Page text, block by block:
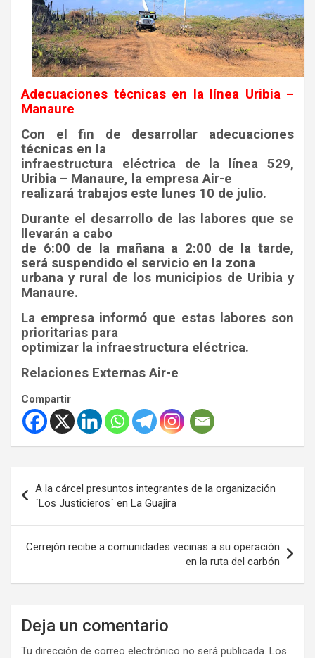
Adecuaciones técnicas en la línea Uribia –
Manaure
Con el fin de desarrollar adecuaciones
técnicas en la
infraestructura eléctrica de la línea 529,
Uribia – Manaure, la empresa Air-e
realizará trabajos este lunes 10 de julio.
Durante el desarrollo de las labores que se
llevarán a cabo
de 6:00 de la mañana a 2:00 de la tarde,
será suspendido el servicio en la zona
urbana y rural de los municipios de Uribia y
Manaure.
La empresa informó que estas labores son
prioritarias para
optimizar la infraestructura eléctrica.
Relaciones Externas Air-e
Compartir
de
entradas
A la cárcel presuntos integrantes de la organización
´Los Justicieros´ en La Guajira
Cerrejón recibe a comunidades vecinas a su operación
en la ruta del carbón
Deja un comentario
Tu dirección de correo electrónico no será publicada. Los